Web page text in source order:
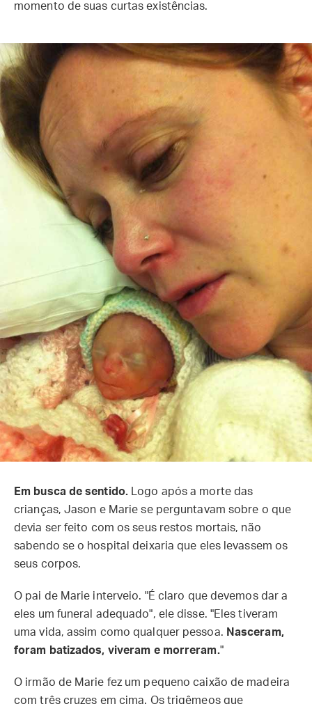
momento de suas curtas existências.
Em busca de sentido.
Logo após a morte das
crianças, Jason e Marie se perguntavam sobre o que
devia ser feito com os seus restos mortais, não
sabendo se o hospital deixaria que eles levassem os
seus corpos.
O pai de Marie interveio. "É claro que devemos dar a
eles um funeral adequado", ele disse. "Eles tiveram
uma vida, assim como qualquer pessoa. Nasceram,
foram batizados, viveram e morreram."
O irmão de Marie fez um pequeno caixão de madeira
com três cruzes em cima. Os trigêmeos que